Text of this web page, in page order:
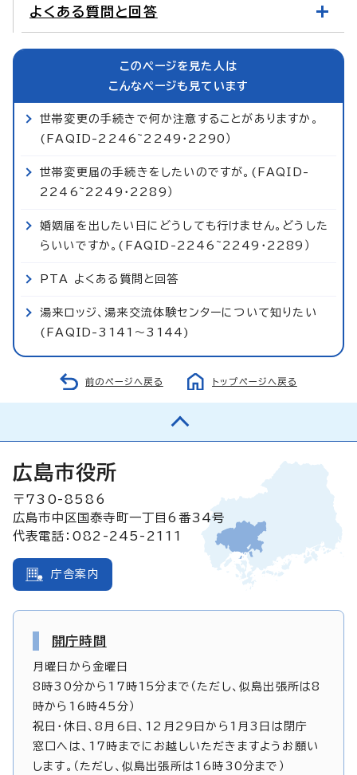
よくある質問と回答
このページを見た人は
こんなページも見ています
世帯変更の手続きで何か注意することがありますか。
(FAQID-2246~2249・2290）
世帯変更届の手続きをしたいのですが。(FAQID-
2246~2249・2289）
婚姻届を出したい日にどうしても行けません。どうした
らいいですか。(FAQID-2246~2249・2289）
PTA よくある質問と回答
湯来ロッジ、湯来交流体験センターについて知りたい
(FAQID-3141～3144)
前のページへ戻る トップページへ戻る
広島市役所
〒730-8586
広島市中区国泰寺町一丁目6番34号
代表電話：082-245-2111
庁舎案内
開庁時間
月曜日から金曜日
8時30分から17時15分まで（ただし、似島出張所は8
時から16時45分）
祝日・休日、8月6日、12月29日から1月3日は閉庁
窓口へは、17時までにお越しいただきますようお願い
します。（ただし、似島出張所は16時30分まで）